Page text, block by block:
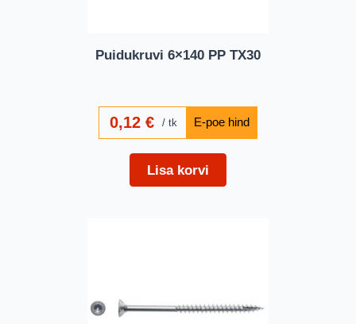
Puidukruvi 6×140 PP TX30
0,12€ tk
Lisa korvi